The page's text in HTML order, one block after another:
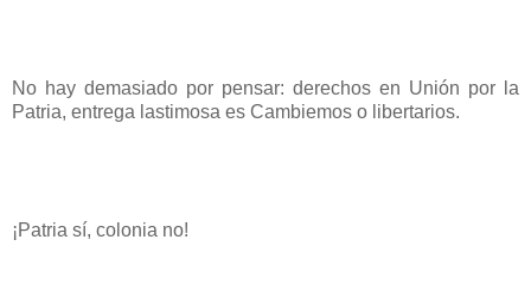
No hay demasiado por pensar: derechos en Unión por la
Patria, entrega lastimosa es Cambiemos o libertarios.
¡Patria sí, colonia no!